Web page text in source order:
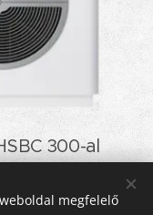
300-al
14 kW-igmegfelelő